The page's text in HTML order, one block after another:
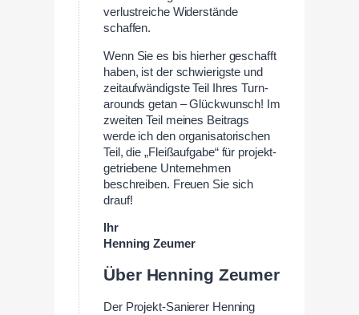
verlustreiche Widerstände
schaffen.
Wenn Sie es bis hierher geschafft
haben, ist der schwierigste und
zeitaufwändigste Teil Ihres Turn-
arounds getan – Glückwunsch! Im
zweiten Teil meines Beitrags
werde ich den organisatorischen
Teil, die „Fleißaufgabe“ für projekt-
getriebene Unternehmen
beschreiben. Freuen Sie sich
drauf!
Ihr
Henning Zeumer
Über Henning Zeumer
Der Projekt-Sanierer Henning